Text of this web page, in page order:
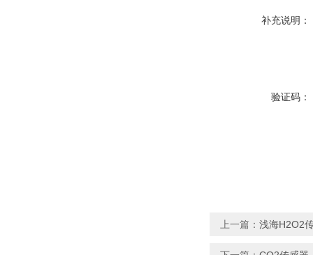
补充说明：
验证码：
上一篇： 浅海H2O2